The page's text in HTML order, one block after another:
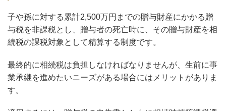
子や孫に対する累計2,500万円までの贈与財産にかかる贈
与税を非課税とし、贈与者の死亡時に、その贈与財産を相
続税の課税対象として精算する制度です。
最終的に相続税は負担しなければなりませんが、生前に事
業承継を進めたいニーズがある場合にはメリットがありま
す。